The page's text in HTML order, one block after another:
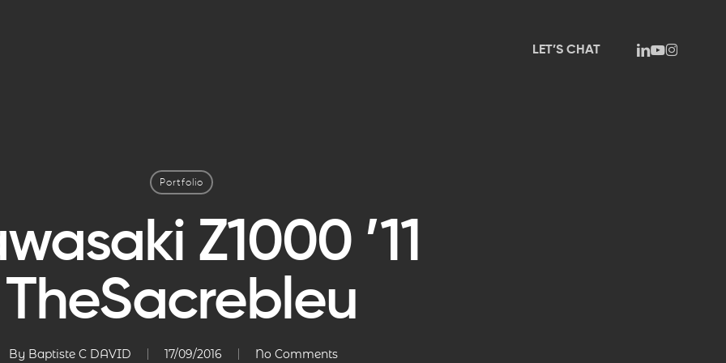
LET’S CHAT linkedin
youtube
instagram
Portfolio
Z1000 ’11
TheSacrebleu
By Baptiste C DAVID 17/09/2016 No Comments